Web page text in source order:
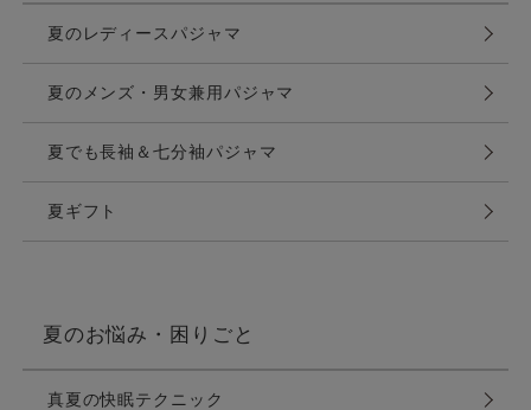
夏のレディースパジャマ
夏のメンズ・男女兼用パジャマ
夏でも長袖＆七分袖パジャマ
夏ギフト
夏のお悩み・困りごと
真夏の快眠テクニック